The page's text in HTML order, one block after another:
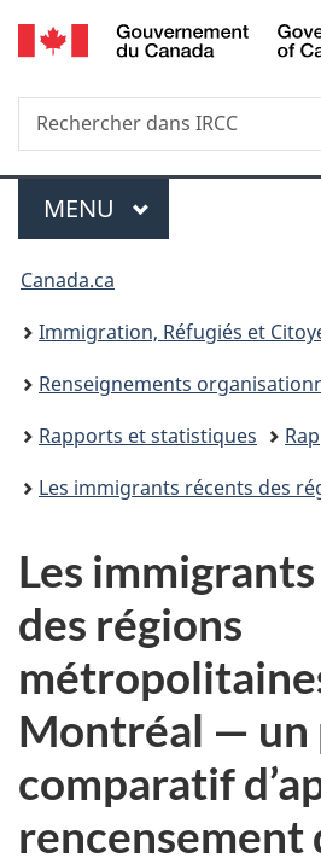
au
à
du
à
Recherche
Rechercher
dans
Menu
MENU PRINCIPAL
Vous
êtes
ici :
Canada.ca
Immigration, Réfugiés et
Renseignements
Rapports et statistiques
Les immigrants récents des régions métropolitaines : Montréal — un
Les
des régions
Montréal — un
comparatif
rencensement